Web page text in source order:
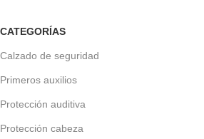
CATEGORÍAS
Calzado de seguridad
Primeros auxilios
Protección auditiva
Protección cabeza